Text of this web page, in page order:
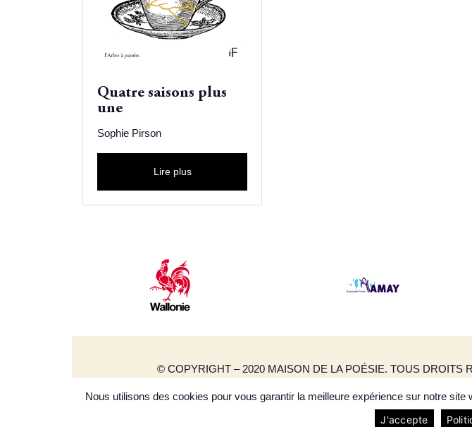
Quatre saisons plus
une
Sophie Pirson
Lire plus
© COPYRIGHT – 2020 MAISON DE LA POÉSIE. TOUS DROITS
Nous utilisons des cookies pour vous garantir la meilleure expérience sur notre
J'accepte